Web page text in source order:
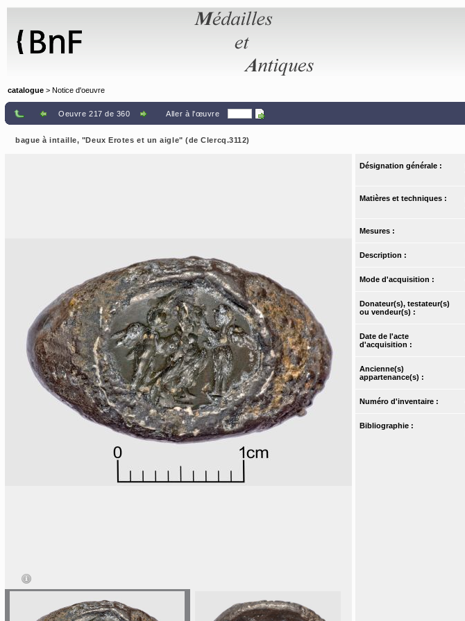
catalogue > Notice d'oeuvre
Oeuvre 217 de 360 Aller à l'œuvre
bague à intaille, "Deux Erotes et un aigle" (de Clercq.3112)
Désignation générale :
Matières et techniques :
Mesures :
Description :
Mode d'acquisition :
Donateur(s), testateur(s)
ou vendeur(s) :
Date de l'acte
d'acquisition :
Ancienne(s)
appartenance(s) :
Numéro d'inventaire :
Bibliographie :